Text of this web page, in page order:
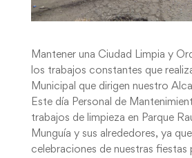
Mantener una Ciudad Limpia y
los trabajos constantes que
Municipal que dirigen nuestro
Este día Personal de
trabajos de limpieza en Parque
Munguía y sus alrededores, ya
celebraciones de nuestras fiestas